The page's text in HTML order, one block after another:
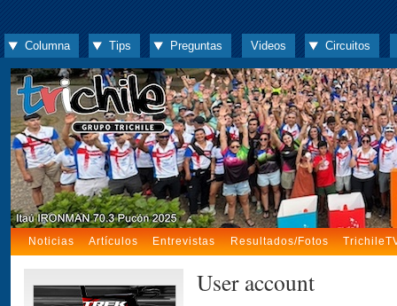
Columna Tips Preguntas Videos Circuitos
Noticias Artículos Entrevistas Resultados/Fotos
User account